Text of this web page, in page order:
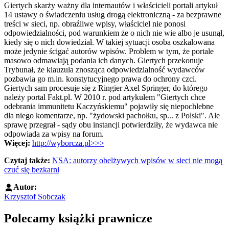
Giertych skarży ważny dla internautów i właścicieli portali artykuł
14 ustawy o świadczeniu usług drogą elektroniczną - za bezprawne
treści w sieci, np. obraźliwe wpisy, właściciel nie ponosi
odpowiedzialności, pod warunkiem że o nich nie wie albo je usunął,
kiedy się o nich dowiedział. W takiej sytuacji osoba oszkalowana
może jedynie ścigać autorów wpisów. Problem w tym, że portale
masowo odmawiają podania ich danych. Giertych przekonuje
Trybunał, że klauzula znosząca odpowiedzialność wydawców
pozbawia go m.in. konstytucyjnego prawa do ochrony czci.
Giertych sam procesuje się z Ringier Axel Springer, do którego
należy portal Fakt.pl. W 2010 r. pod artykułem "Giertych chce
odebrania immunitetu Kaczyńskiemu" pojawiły się niepochlebne
dla niego komentarze, np. "żydowski pachołku, sp... z Polski". Ale
sprawę przegrał - sądy obu instancji potwierdziły, że wydawca nie
odpowiada za wpisy na forum.
Więcej: http://wyborcza.pl>>>
Czytaj także: NSA: autorzy obelżywych wpisów w sieci nie mogą
czuć się bezkarni
Autor:
Krzysztof Sobczak
Polecamy książki prawnicze